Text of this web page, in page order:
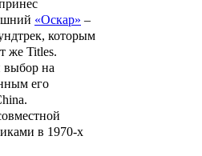
«Оскар» –
которым
же Titles.
выбор на
его
.
в 1970-х